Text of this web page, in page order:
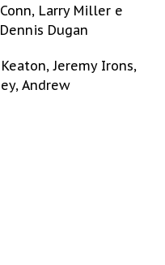
Conn, Larry Miller e
Dennis Dugan
Jeremy Irons,
Andrew